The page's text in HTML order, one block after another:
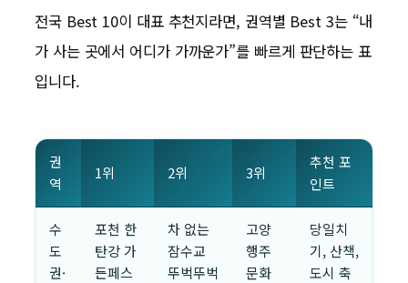
전국 Best 10이 대표 추천지라면, 권역별 Best 3는 “내
가 사는 곳에서 어디가 가까운가”를 빠르게 판단하는 표
입니다.
권
역
1위 2위 3위
추천 포
인트
수
도
권·
포천 한
탄강 가
든페스
차 없는
잠수교
뚜벅뚜벅
고양
행주
문화
당일치
기, 산책,
도시 축